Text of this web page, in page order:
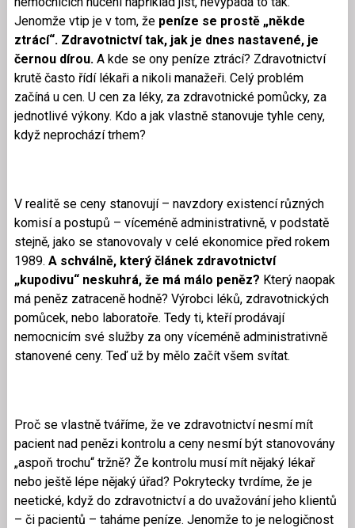
Jenomže vtip je v tom, že peníze se prostě „někde
ztrácí“. Zdravotnictví tak, jak je dnes nastavené, je
černou dírou. A kde se ony peníze ztrácí? Zdravotnictví
krutě často řídí lékaři a nikoli manažeři. Celý problém
začíná u cen. U cen za léky, za zdravotnické pomůcky, za
jednotlivé výkony. Kdo a jak vlastně stanovuje tyhle ceny,
když neprochází trhem?
V realitě se ceny stanovují – navzdory existencí různých
komisí a postupů – víceméně administrativně, v podstatě
stejně, jako se stanovovaly v celé ekonomice před rokem
1989. A schválně, který článek zdravotnictví
„kupodivu“ neskuhrá, že má málo peněz? Který naopak
má peněz zatraceně hodně? Výrobci léků, zdravotnických
pomůcek, nebo laboratoře. Tedy ti, kteří prodávají
nemocnicím své služby za ony víceméně administrativně
stanovené ceny. Teď už by mělo začít všem svítat.
Proč se vlastně tváříme, že ve zdravotnictví nesmí mít
pacient nad penězi kontrolu a ceny nesmí být stanovovány
„aspoň trochu“ tržně? Že kontrolu musí mít nějaký lékař
nebo ještě lépe nějaký úřad? Pokrytecky tvrdíme, že je
neetické, když do zdravotnictví a do uvažování jeho klientů
– či pacientů – taháme peníze. Jenomže to je nelogičnost